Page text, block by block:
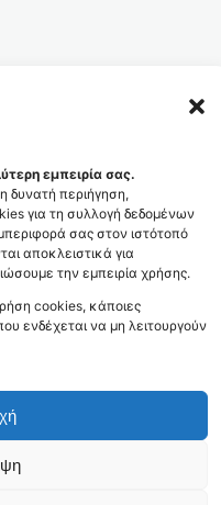
εμπειρία σας.
δυνατή περιήγηση,
για τη συλλογή δεδομένων
σας στον ιστότοπό
αποκλειστικά για
την εμπειρία χρήσης.
cookies, κάποιες
ενδέχεται να μη λειτουργούν